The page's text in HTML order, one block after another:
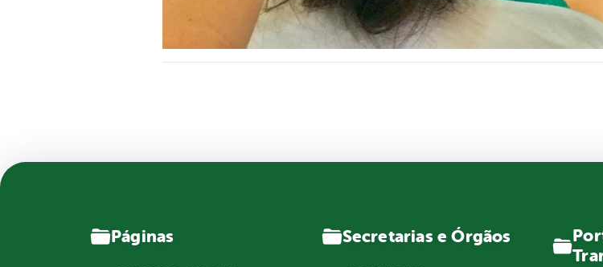
Páginas Secretarias e Órgãos